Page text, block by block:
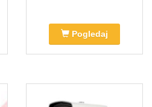
Pogledaj